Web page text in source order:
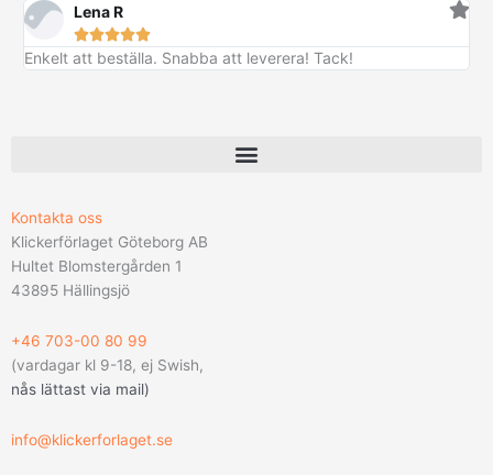
Lena R

Enkelt att beställa. Snabba att leverera! Tack!
Kontakta oss
Klickerförlaget Göteborg AB
Hultet Blomstergården 1
43895 Hällingsjö
+46 703-00 80 99
(vardagar kl 9-18, ej Swish,
nås lättast via mail)
info@klickerforlaget.se